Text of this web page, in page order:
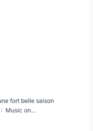
fort belle saison
: Music on…